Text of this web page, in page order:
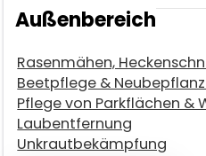
Außenbereich
Rasenmähen,
Beetpflege &
Pflege von Parkflächen &
Laubentfernung
Unkrautbekämpfung